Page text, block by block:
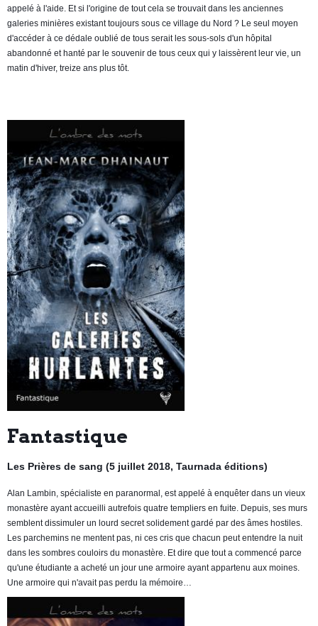
appelé à l'aide. Et si l'origine de tout cela se trouvait dans les anciennes
galeries minières existant toujours sous ce village du Nord ? Le seul moyen
d'accéder à ce dédale oublié de tous serait les sous-sols d'un hôpital
abandonné et hanté par le souvenir de tous ceux qui y laissèrent leur vie, un
matin d'hiver, treize ans plus tôt.
Fantastique
Les Prières de sang (5 juillet 2018, Taurnada éditions)
Alan Lambin, spécialiste en paranormal, est appelé à enquêter dans un vieux
monastère ayant accueilli autrefois quatre templiers en fuite. Depuis, ses murs
semblent dissimuler un lourd secret solidement gardé par des âmes hostiles.
Les parchemins ne mentent pas, ni ces cris que chacun peut entendre la nuit
dans les sombres couloirs du monastère. Et dire que tout a commencé parce
qu'une étudiante a acheté un jour une armoire ayant appartenu aux moines.
Une armoire qui n'avait pas perdu la mémoire…